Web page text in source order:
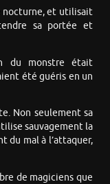
nocturne, et utilisait
sa portée et
du monstre était
été guéris en un
Non seulement sa
sauvagement la
du mal à l’attaquer,
de magiciens que